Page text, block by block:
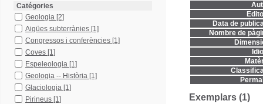
Data de
Nombre de
Exemplars (1)
Catégories
Geologia [2]
Aigües subterrànies [1]
Congressos i conferències [1]
Coves [1]
Espeleologia [1]
Geologia -- Història [1]
Glaciologia [1]
Pirineus [1]